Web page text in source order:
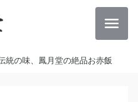
統の味、鳳月堂の絶品お赤飯